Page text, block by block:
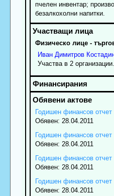
пчелен инвентар;
безалкохолни напитки.
Физическо лице -
Иван Димитров
Участва в 2 организации.
Годишен финансов отчет
Обявен: 28.04.2011
Годишен финансов отчет
Обявен: 28.04.2011
Годишен финансов отчет
Обявен: 28.04.2011
Годишен финансов отчет
Обявен: 28.04.2011